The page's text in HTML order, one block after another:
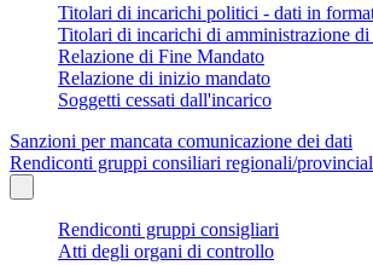
Titolari di incarichi politici - dati in
Titolari di incarichi di amministrazione
Relazione di Fine Mandato
Relazione di inizio mandato
Soggetti cessati dall'incarico
Sanzioni per mancata comunicazione dei dati
Rendiconti gruppi consiliari regionali/
Rendiconti gruppi consigliari
Atti degli organi di controllo